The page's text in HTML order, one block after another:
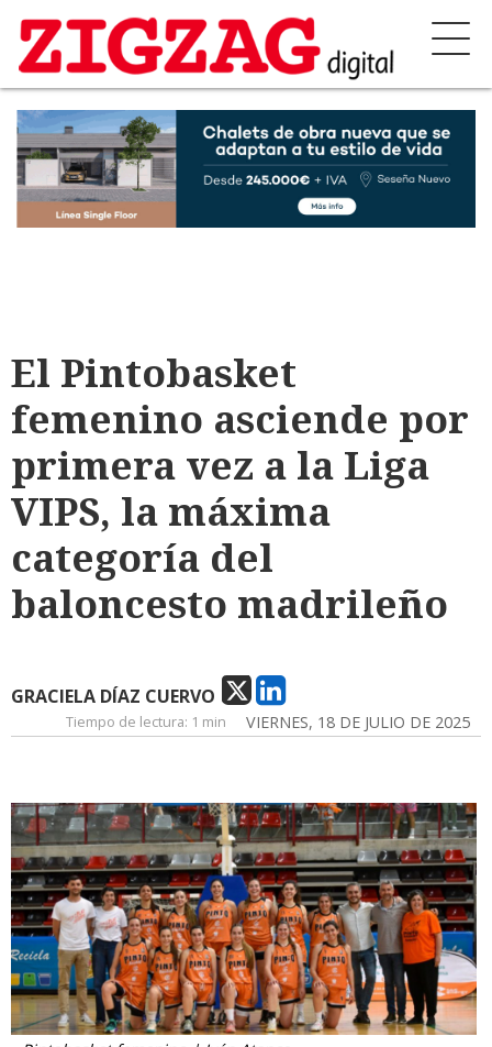
El Pintobasket
femenino asciende por
primera vez a la Liga
VIPS, la máxima
categoría del
baloncesto madrileño
GRACIELA DÍAZ CUERVO
VIERNES, 18 DE JULIO DE 2025
Tiempo de lectura: 1 min